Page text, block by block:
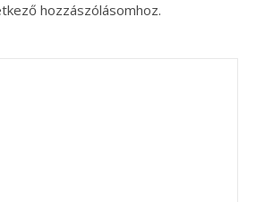
hozzászólásomhoz.